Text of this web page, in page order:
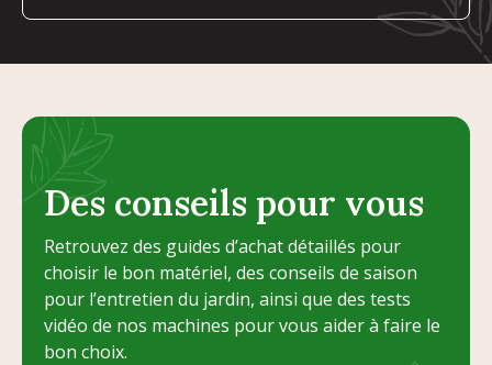
Des conseils pour vous
Retrouvez des guides d’achat détaillés pour
choisir le bon matériel, des conseils de saison
pour l’entretien du jardin, ainsi que des tests
vidéo de nos machines pour vous aider à faire le
bon choix.